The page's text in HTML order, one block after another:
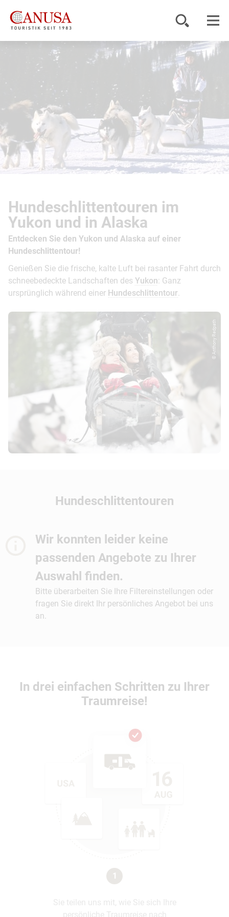
Reisearten
Inspiration
Service
Hundeschlittentouren im
Yukon und in Alaska
Entdecken Sie den Yukon und Alaska auf einer
Hundeschlittentour!
Genießen Sie die frische, kalte Luft bei rasanter Fahrt durch
schneebedeckte Landschaften des Yukon: Ganz
ursprünglich während einer Hundeschlittentour.
© Anthony Redpath
Hundeschlittentouren
Wir konnten leider keine
passenden Angebote zu Ihrer
Auswahl finden.
Bitte überarbeiten Sie Ihre Filtereinstellungen oder
fragen Sie direkt Ihr persönliches Angebot bei uns
an.
In drei einfachen Schritten zu Ihrer
Traumreise!
1